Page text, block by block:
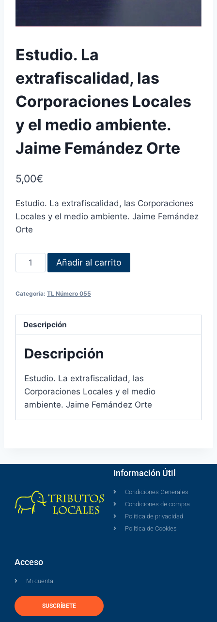
Estudio. La
extrafiscalidad, las
Corporaciones Locales
y el medio ambiente.
Jaime Femández Orte
5,00€
Estudio. La extrafiscalidad, las Corporaciones
Locales y el medio ambiente. Jaime Femández
Orte
Añadir al carrito
Categoría: TL Número 055
Descripción
Descripción
Estudio. La extrafiscalidad, las
Corporaciones Locales y el medio
ambiente. Jaime Femández Orte
Información Útil
Condiciones Generales
Condiciones de compra
Política de privacidad
Politica de Cookies
Acceso
Mi cuenta
SUSCRÍBETE